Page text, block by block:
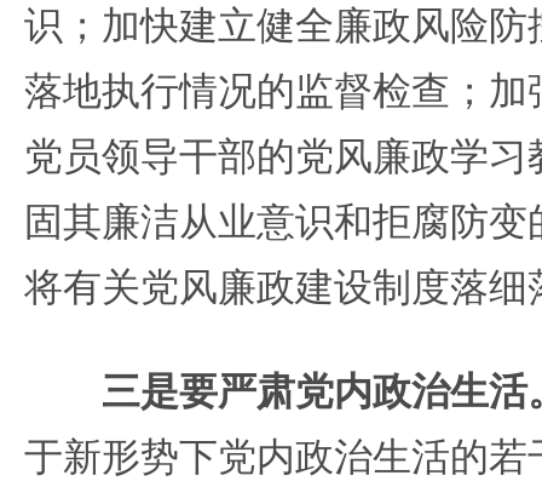
识；加快建立健全廉政风险
落地执行情况的监督检查；
党员领导干部的党风廉政学
固其廉洁从业意识和拒腐防
将有关党风廉政建设制度落细
三是要严肃党内政治生活
于新形势下党内政治生活的